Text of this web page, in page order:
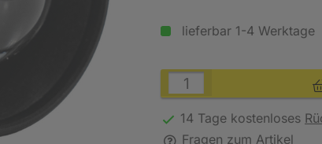
lieferbar 1-4 Werktage
14 Tage kostenloses
Fragen zum Artikel